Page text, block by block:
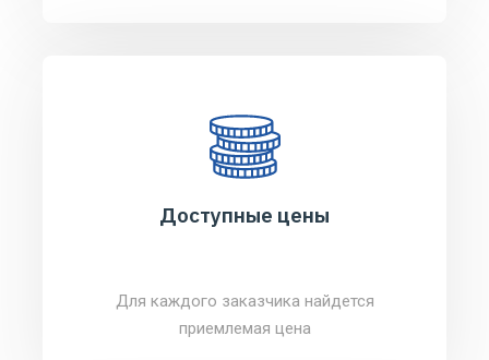
Доступные цены
Для каждого заказчика найдется
приемлемая цена